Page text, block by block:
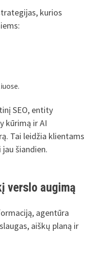
kurios
SEO, entity
kūrimą ir AI
Tai leidžia klientams
šiandien.
verslo augimą
agentūra
aiškų planą ir